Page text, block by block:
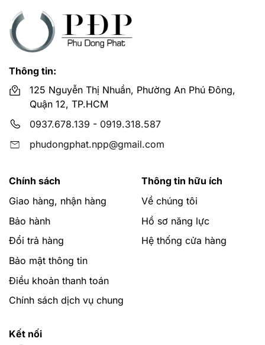
Thông tin:
125 Nguyễn Thị Nhuần, Phường An Phú Đông,
Quận 12, TP.HCM
0937.678.139 - 0919.318.587
phudongphat.npp@gmail.com
Chính sách
Giao hàng, nhận hàng
Bảo hành
Đổi trả hàng
Bảo mật thông tin
Điều khoản thanh toán
Chính sách dịch vụ chung
Thông tin hữu ích
Về chúng tôi
Hồ sơ năng lực
Hệ thống cửa hàng
Kết nối